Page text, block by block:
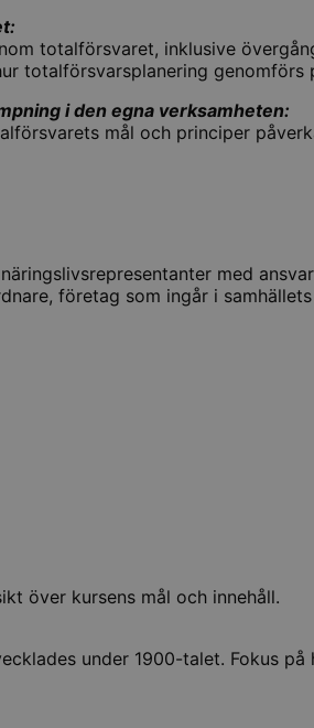
totalförsvaret, inklusive
totalförsvarsplanering genomförs
i den egna verksamheten:
mål och principer
med
företag som ingår i
över kursens mål och innehåll.
under 1900-talet. Fokus